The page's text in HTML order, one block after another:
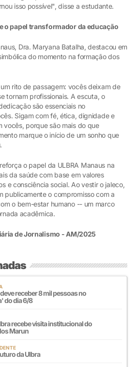
isso possível", disse a estudante.
o papel transformador da educação
Dra. Maryana Batalha, destacou em
do momento na formação dos
rito de passagem: vocês deixam de
tornam profissionais. A escuta, o
são essenciais no
Sigam com fé, ética, dignidade e
vocês, porque são mais do que
marque o início de um sonho que
o papel da ULBRA Manaus na
da saúde com base em valores
e consciência social. Ao vestir o jaleco,
publicamente o compromisso com a
o bem-estar humano -- um marco
acadêmica.
de Jornalismo - AM/2025
receber 8 mil pessoas no
do dia 6/8
recebe visita institucional do
Marun
da Ulbra